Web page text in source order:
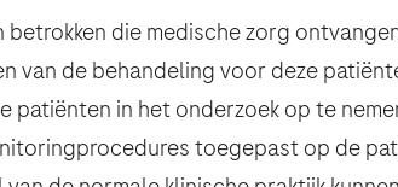
die medische zorg
van de behandeling voor deze
patiënten in het onderzoek op te
toegepast op de